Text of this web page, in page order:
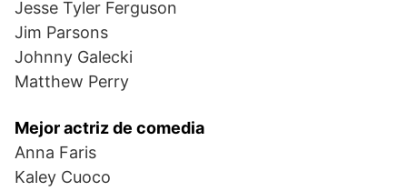
Jesse Tyler Ferguson
Jim Parsons
Johnny Galecki
Matthew Perry
Mejor actriz de comedia
Anna Faris
Kaley Cuoco